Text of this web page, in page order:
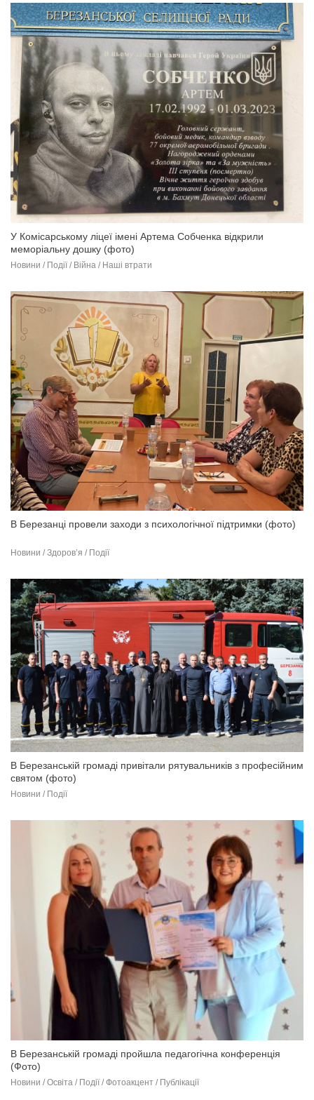
У Комісарському ліцеї імені Артема Собченка відкрили
меморіальну дошку (фото)
Новини / Події / Війна / Наші втрати
В Березанці провели заходи з психологічної підтримки (фото)
Новини / Здоров’я / Події
В Березанській громаді привітали рятувальників з професійним
святом (фото)
Новини / Події
В Березанській громаді пройшла педагогічна конференція
(Фото)
Новини / Освіта / Події / Фотоакцент / Публікації